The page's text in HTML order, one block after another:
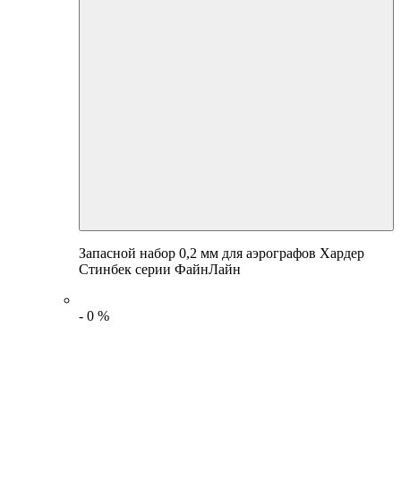
Запасной набор 0,2 мм для аэрографов Хардер
Стинбек серии ФайнЛайн
- 0 %